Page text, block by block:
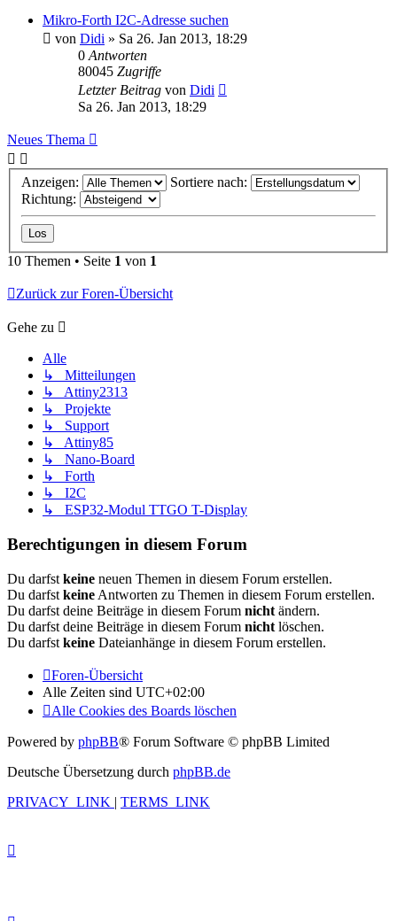
Mikro-Forth I2C-Adresse suchen
von Didi » Sa 26. Jan 2013, 18:29
0 Antworten
80045 Zugriffe
Letzter Beitrag von Didi
Sa 26. Jan 2013, 18:29
Neues Thema
Anzeigen:
Sortiere nach:
Richtung:
10 Themen • Seite 1 von 1
Zurück zur Foren-Übersicht
Gehe zu
Alle
↳ Mitteilungen
↳ Attiny2313
↳ Projekte
↳ Support
↳ Attiny85
↳ Nano-Board
↳ Forth
↳ I2C
↳ ESP32-Modul TTGO T-Display
Berechtigungen in diesem Forum
Du darfst keine neuen Themen in diesem Forum erstellen.
Du darfst keine Antworten zu Themen in diesem Forum erstellen.
Du darfst deine Beiträge in diesem Forum nicht ändern.
Du darfst deine Beiträge in diesem Forum nicht löschen.
Du darfst keine Dateianhänge in diesem Forum erstellen.
Foren-Übersicht
Alle Zeiten sind UTC+02:00
Alle Cookies des Boards löschen
Powered by phpBB® Forum Software © phpBB Limited
Deutsche Übersetzung durch phpBB.de
PRIVACY_LINK | TERMS_LINK